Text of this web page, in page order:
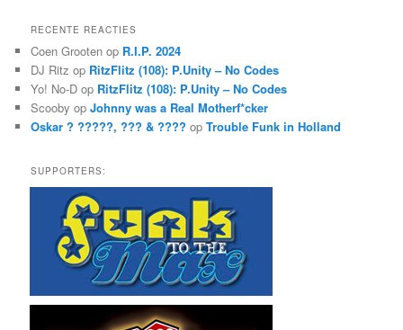
k
n
RECENTE REACTIES
Coen Grooten op R.I.P. 2024
DJ Ritz op RitzFlitz (108): P.Unity – No Codes
Yo! No-D op RitzFlitz (108): P.Unity – No Codes
Scooby opJohnny was a Real Motherf*cker
Oskar ? ?????, ??? & ???? opTrouble Funk in Holland
SUPPORTERS: